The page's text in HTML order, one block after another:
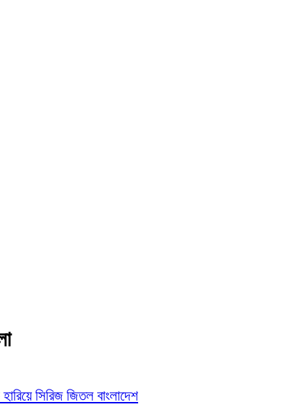
সিরিজ জিতল বাংলাদেশ